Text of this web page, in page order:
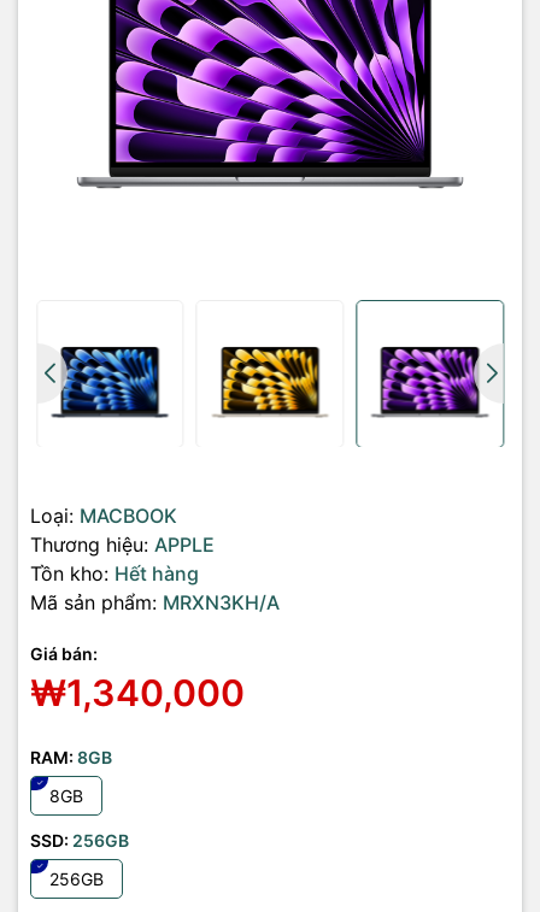
Loại: MACBOOK
Thương hiệu: APPLE
Tồn kho: Hết hàng
Mã sản phẩm: MRXN3KH/A
Giá bán:
₩1,340,000
RAM: 8GB
8GB
SSD: 256GB
256GB
Hãng không công bố
Tốc độ Bus RAM:
Hãng không công bố
Hỗ trợ RAM tối đa:
Không hỗ trợ nâng cấp
SSD 256 GB